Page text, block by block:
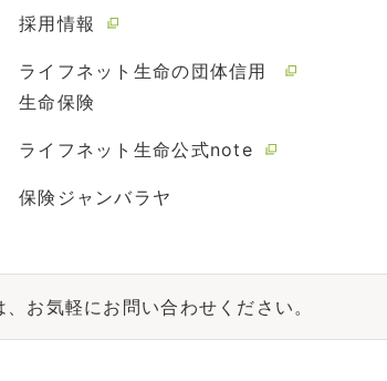
採用情報
ライフネット生命の団体信用
生命保険
ライフネット生命公式note
保険ジャンバラヤ
お気軽にお問い合わせください。